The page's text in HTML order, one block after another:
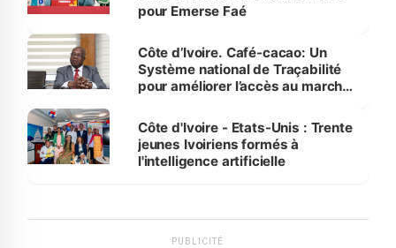
pour Emerse Faé
Côte d’Ivoire. Café-cacao: Un
Système national de Traçabilité
pour améliorer l’accès au marché
Côte d'Ivoire - Etats-Unis : Trente
jeunes Ivoiriens formés à
l'intelligence artificielle
PUBLICITÉ